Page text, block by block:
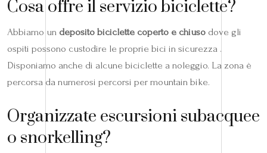
Cosa offre il servizio biciclette?
Abbiamo un deposito biciclette coperto e chiuso dove gli
ospiti possono custodire le proprie bici in sicurezza .
Disponiamo anche di alcune biciclette a noleggio. La zona è
percorsa da numerosi percorsi per mountain bike.
Organizzate escursioni subacquee
o snorkelling?